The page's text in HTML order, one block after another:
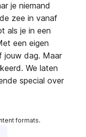
je niemand
zee in vanaf
als je in een
een eigen
jouw dag. Maar
We laten
special over
formats.